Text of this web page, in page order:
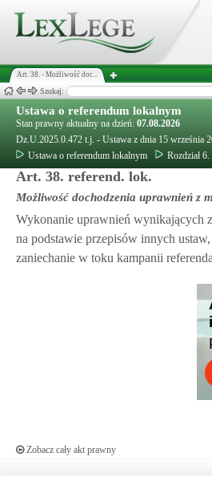
Art. 38. - Możliwość doc...
Szukaj:
Ustawa o referendum lokalnym
Stan prawny aktualny na dzień: 07.08.2026
Dz.U.2025.0.472 t.j. - Ustawa z dnia 15 września
Ustawa o referendum lokalnym
Rozdział
Art. 38. referend. lok.
Możliwość dochodzenia uprawnień z
Wykonanie uprawnień wynikających
na podstawie przepisów innych
zaniechanie w toku kampanii
Zobacz cały akt prawny